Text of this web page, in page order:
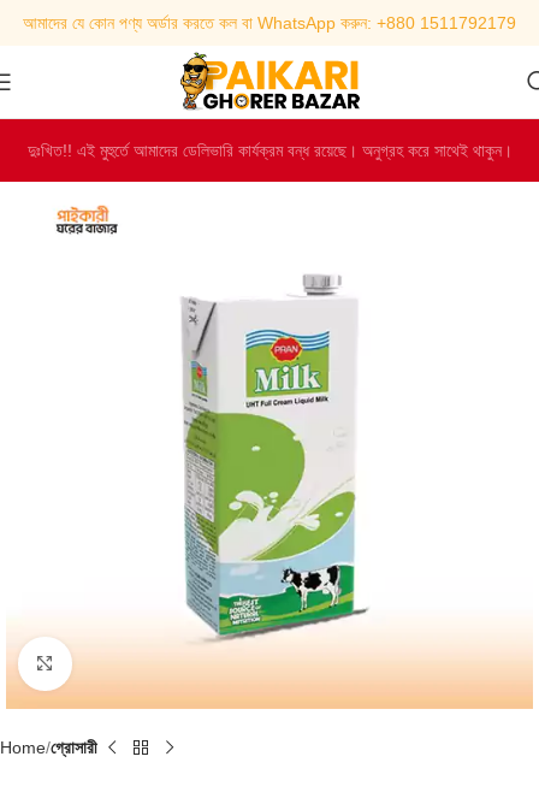
আমাদের যে কোন পণ্য অর্ডার করতে কল বা WhatsApp করুন: +880 1511792179
দুঃখিত!! এই মুহুর্তে আমাদের ডেলিভারি কার্যক্রম বন্ধ রয়েছে। অনুগ্রহ করে সাথেই থাকুন।
Click to enlarge
Home গ্রোসারী